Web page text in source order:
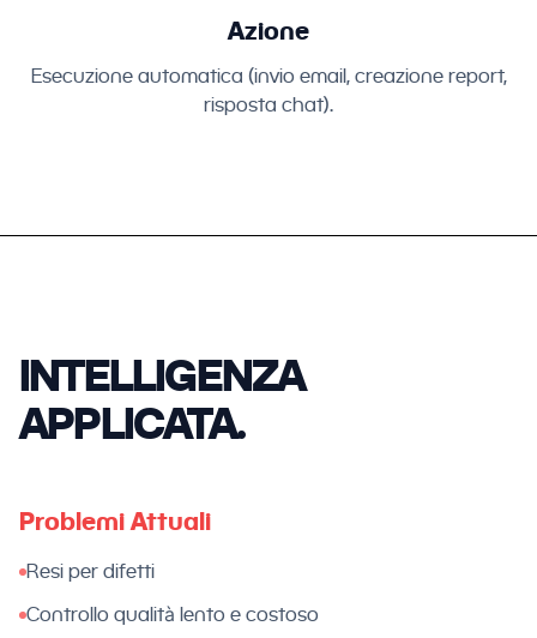
Azione
Esecuzione automatica (invio email, creazione report,
risposta chat).
INTELLIGENZA
APPLICATA.
Problemi Attuali
Resi per difetti
Controllo qualità lento e costoso